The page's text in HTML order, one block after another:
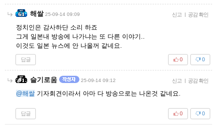
해쌀 25-09-14 09:09 신고 | 공감 확인
정치인은 감사하단 소리 하죠
그게 일본내 방송에 나가냐는 또 다른 이야기..
이것도 일본 뉴스에 안 나올꺼 같네요.
답글 0
0
슬기로움 25-09-14 09:12 신고 | 공감 확인
@해쌀 기자회견이라서 아마 다 방송으로는 나온것 같네요.
답글 0
0